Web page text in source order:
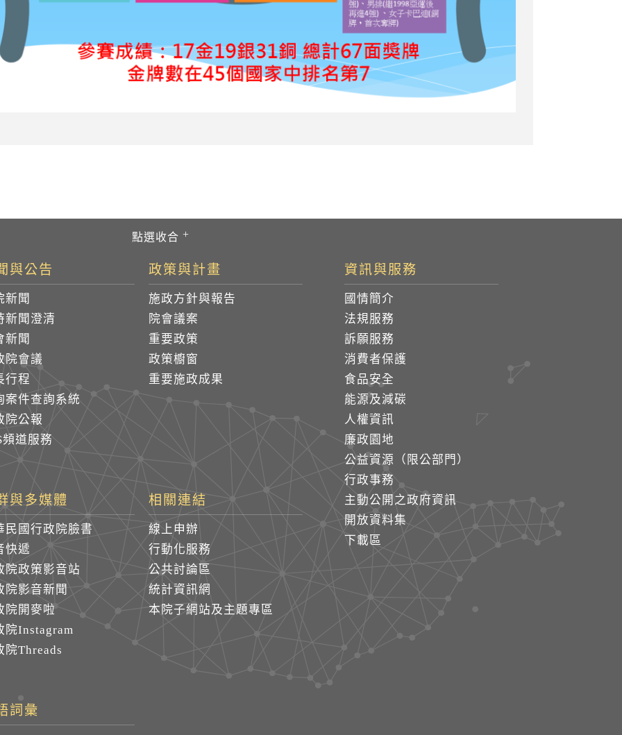
與公告
新聞
新聞澄清
新聞
院會議
行程
案件查詢系統
院公報
頻道服務
政策與計畫
施政方針與報告
院會議案
重要政策
政策櫥窗
重要施政成果
資訊與服務
國情簡介
法規服務
訴願服務
消費者保護
食品安全
能源及減碳
人權資訊
廉政園地
公益資源（限公部門）
行政事務
主動公開之政府資訊
開放資料集
下載區
與多媒體
民國行政院臉書
快遞
院政策影音站
院影音新聞
院開麥啦
院Instagram
院Threads
相關連結
線上申辦
行動化服務
公共討論區
統計資訊網
本院子網站及主題專區
詞彙